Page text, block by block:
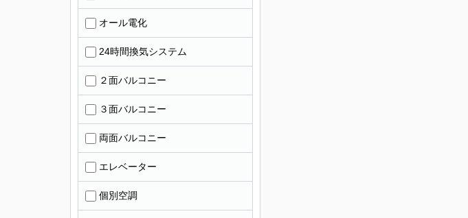
オール電化
24時間換気システム
２面バルコニー
３面バルコニー
両面バルコニー
エレベーター
個別空調